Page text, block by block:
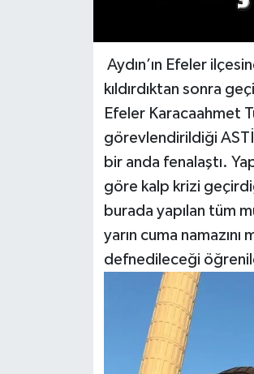
Aydın’ın Efeler
kıldırdıktan sonra
Efeler Karacaahmet
görevlendirildiği
bir anda fenalaştı.
göre kalp krizi
burada yapılan tüm
yarın cuma
defnedileceği